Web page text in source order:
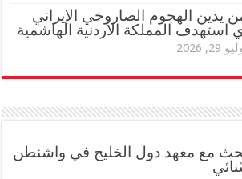
يدين الهجوم الصاروخي الإيراني
استهدف المملكة الأردنية الهاشمية
29, 2026
مع معهد دول الخليج في واشنطن